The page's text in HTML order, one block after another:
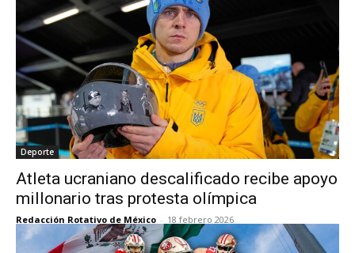
Deporte
Atleta ucraniano descalificado recibe apoyo
millonario tras protesta olímpica
Redacción Rotativo de México - 18 febrero 2026